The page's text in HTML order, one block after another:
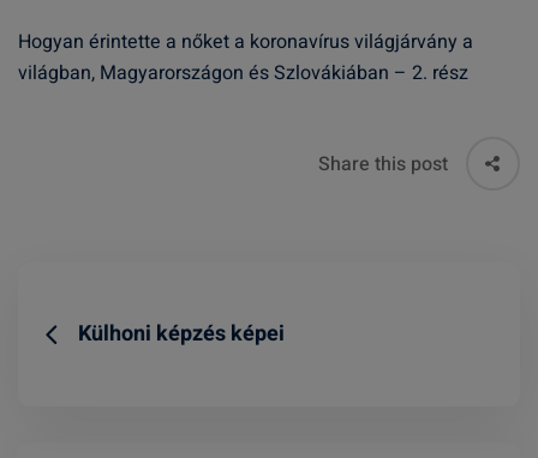
Hogyan érintette a nőket a koronavírus világjárvány a
világban, Magyarországon és Szlovákiában – 2. rész
Share this post
Külhoni képzés képei